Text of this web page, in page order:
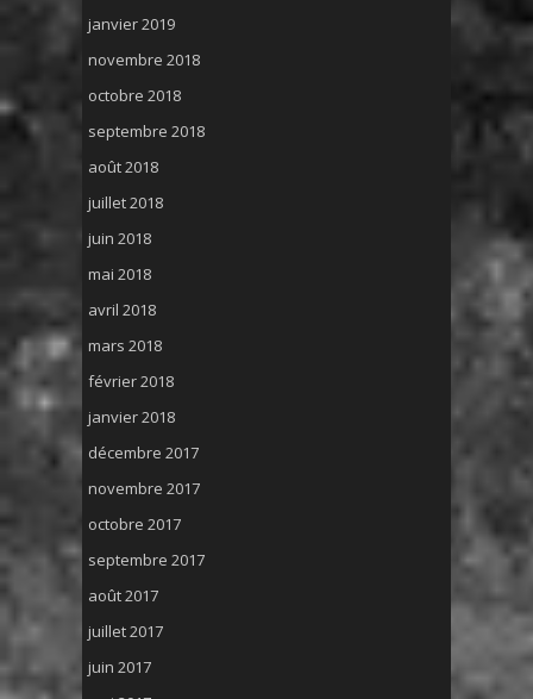
janvier 2019
novembre 2018
octobre 2018
septembre 2018
août 2018
juillet 2018
juin 2018
mai 2018
avril 2018
mars 2018
février 2018
janvier 2018
décembre 2017
novembre 2017
octobre 2017
septembre 2017
août 2017
juillet 2017
juin 2017